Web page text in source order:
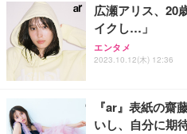
広瀬アリス、20
イクし…」
エンタメ
2023.10.12(木) 12:36
『ar』表紙の齋
いし、自分に期